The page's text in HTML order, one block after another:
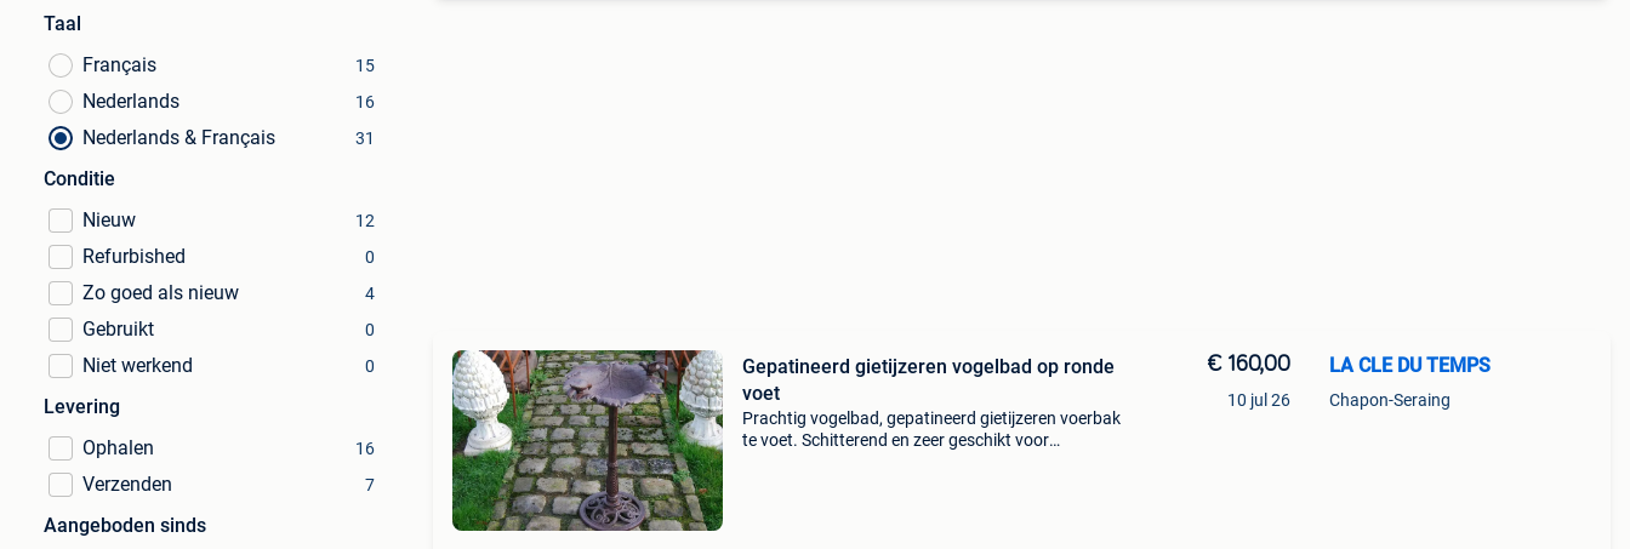
Taal
Français
15
Nederlands 16
Nederlands & Français 31
Conditie
Nieuw
12
Refurbished 0
Zo goed als nieuw 4
Gebruikt 0
Niet werkend 0
Levering
Ophalen
16
Verzenden 7
Aangeboden sinds
Gepatineerd gietijzeren vogelbad op ronde
voet
Prachtig vogelbad, gepatineerd gietijzeren voerbak
te voet. Schitterend en zeer geschikt voor
€ 160,00
10 jul 26
LA CLE DU TEMPS
Chapon-Seraing